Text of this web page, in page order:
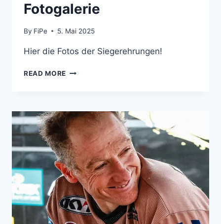
Fotogalerie
By FiPe 5. Mai 2025
Hier die Fotos der Siegerehrungen!
READ MORE FOTOGALERIE